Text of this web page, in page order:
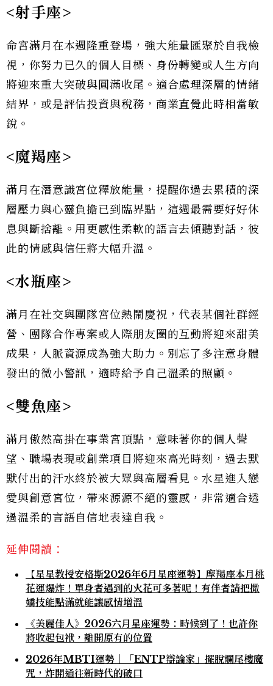
<射手座>
命宮滿月在本週隆重登場，強大能量匯聚於自我檢
視，你努力已久的個人目標、身份轉變或人生方向
將迎來重大突破與圓滿收尾。適合處理深層的情緒
結界，或是評估投資與稅務，商業直覺此時相當敏
銳。
<魔羯座>
滿月在潛意識宮位釋放能量，提醒你過去累積的深
層壓力與心靈負擔已到臨界點，這週最需要好好休
息與斷捨離。用更感性柔軟的語言去傾聽對話，彼
此的情感與信任將大幅升溫。
<水瓶座>
滿月在社交與團隊宮位熱鬧慶祝，代表某個社群經
營、團隊合作專案或人際朋友圈的互動將迎來甜美
成果，人脈資源成為強大助力。別忘了多注意身體
發出的微小警訊，適時給予自己溫柔的照顧。
<雙魚座>
滿月傲然高掛在事業宮頂點，意味著你的個人聲
望、職場表現或創業項目將迎來高光時刻，過去默
默付出的汗水終於被大眾與高層看見。水星進入戀
愛與創意宮位，帶來源源不絕的靈感，非常適合透
過溫柔的言語自信地表達自我。
延伸閱讀：
【星星教授安格斯2026年6月星座運勢】摩羯座本月桃
花運爆炸！單身者遇到的火花可多著呢！有伴者請把撒
嬌技能點滿就能讓感情增溫
《美麗佳人》2026六月星座運勢：時候到了！也許你
將收起包袱，離開原有的位置
2026年MBTI運勢｜「ENTP辯論家」擺脫爛尾樓魔
咒，炸開通往新時代的破口